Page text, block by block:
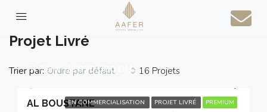
Accueil
Projet Livré
16 Projets
Trier par: Ordre par défaut
EN COMMERCIALISATION PROJET LIVRÉ PREMIUM
À Partir de890.000 DH
AL BOUSTANE